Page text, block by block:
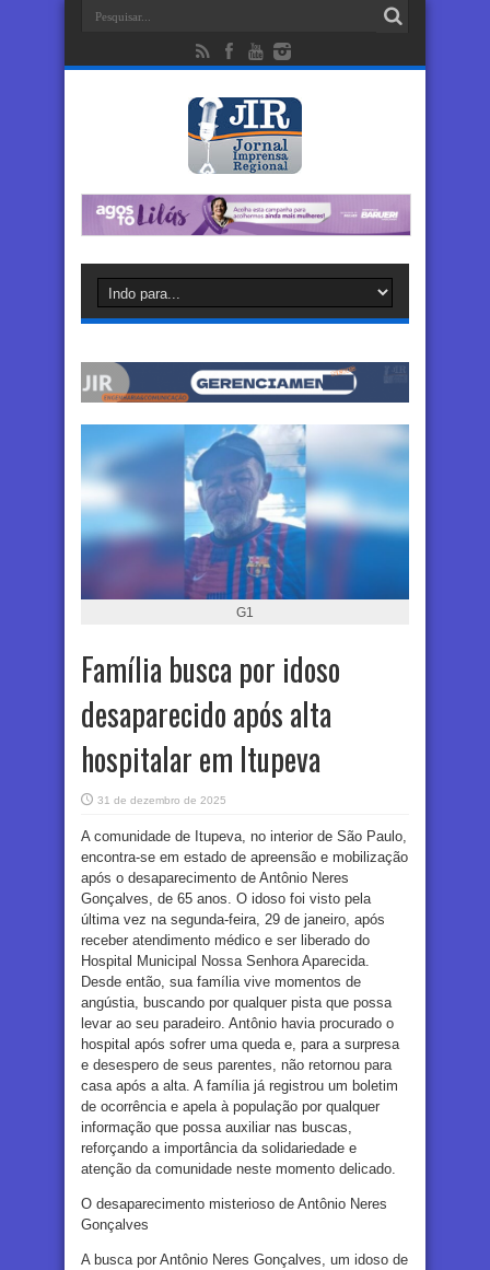
G1
Família busca por idoso
desaparecido após alta
hospitalar em Itupeva
31 de dezembro de 2025
A comunidade de Itupeva, no interior de São Paulo,
encontra-se em estado de apreensão e mobilização
após o desaparecimento de Antônio Neres
Gonçalves, de 65 anos. O idoso foi visto pela
última vez na segunda-feira, 29 de janeiro, após
receber atendimento médico e ser liberado do
Hospital Municipal Nossa Senhora Aparecida.
Desde então, sua família vive momentos de
angústia, buscando por qualquer pista que possa
levar ao seu paradeiro. Antônio havia procurado o
hospital após sofrer uma queda e, para a surpresa
e desespero de seus parentes, não retornou para
casa após a alta. A família já registrou um boletim
de ocorrência e apela à população por qualquer
informação que possa auxiliar nas buscas,
reforçando a importância da solidariedade e
atenção da comunidade neste momento delicado.
O desaparecimento misterioso de Antônio Neres
Gonçalves
A busca por Antônio Neres Gonçalves, um idoso de